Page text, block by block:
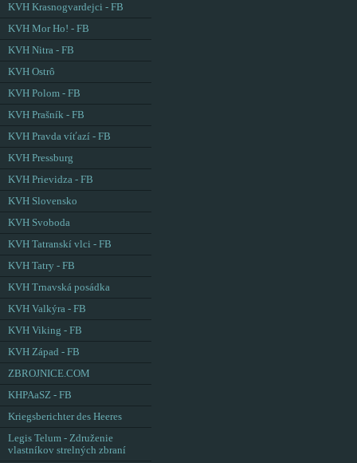
KVH Krasnogvardejci - FB
KVH Mor Ho! - FB
KVH Nitra - FB
KVH Ostrô
KVH Polom - FB
KVH Prašník - FB
KVH Pravda víťazí - FB
KVH Pressburg
KVH Prievidza - FB
KVH Slovensko
KVH Svoboda
KVH Tatranskí vlci - FB
KVH Tatry - FB
KVH Trnavská posádka
KVH Valkýra - FB
KVH Viking - FB
KVH Západ - FB
ZBROJNICE.COM
KHPAaSZ - FB
Kriegsberichter des Heeres
Legis Telum - Združenie
vlastníkov strelných zbraní